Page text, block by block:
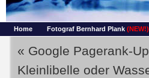
Home Fotograf Bernhard Plank (NEW!)
« Google Pagerank-
Kleinlibelle oder